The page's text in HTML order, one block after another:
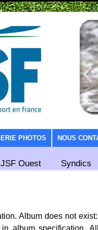
PHOTOS NOUS
Ouest Syndics
Album does not
album specification.